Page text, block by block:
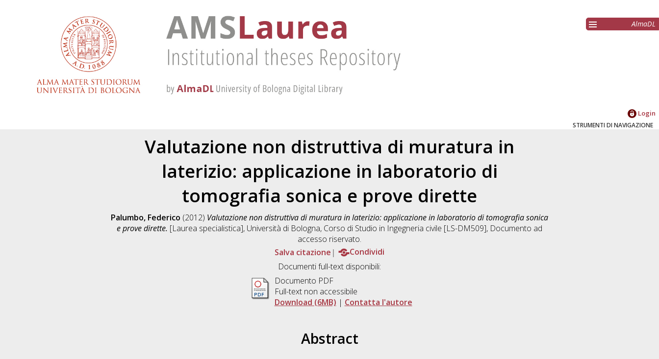
AlmaDL
Login
STRUMENTI DI NAVIGAZIONE
Valutazione non distruttiva di muratura in
laterizio: applicazione in laboratorio di
tomografia sonica e prove dirette
Palumbo, Federico (2012) Valutazione non distruttiva di muratura in laterizio: applicazione in laboratorio di tomografia sonica
e prove dirette. [Laurea specialistica], Università di Bologna, Corso di Studio in Ingegneria civile [LS-DM509], Documento ad
accesso riservato.
Salva citazione
Condividi
Documenti full-text disponibili:
Documento PDF
Full-text non accessibile
Download (6MB) | Contatta l'autore
Abstract